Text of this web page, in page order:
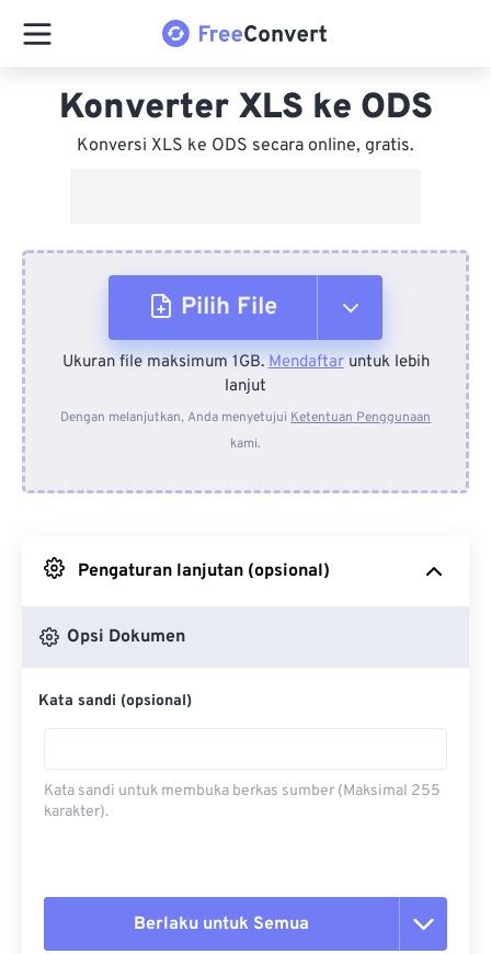
Konverter XLS ke ODS
Konversi XLS ke ODS secara online, gratis.
Pilih File
Dari Perangkat
Dari Dropbox
Ukuran file maksimum 1GB.Mendaftaruntuk lebih
lanjut
Dengan melanjutkan, Anda menyetujui Ketentuan Penggunaan
kami.
Pengaturan lanjutan (opsional)
Opsi Dokumen
Kata sandi (opsional)
Kata sandi untuk membuka berkas sumber (Maksimal 255
karakter).
Berlaku untuk Semua